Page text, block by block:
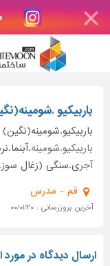
باربیکیو
باربیکیو.شومینه
آجری.سنگی (زغال
قم - مدرس
آخرین بروزرسانی : ۰۰/۰۱/۲۰
ارسال دیدگاه در